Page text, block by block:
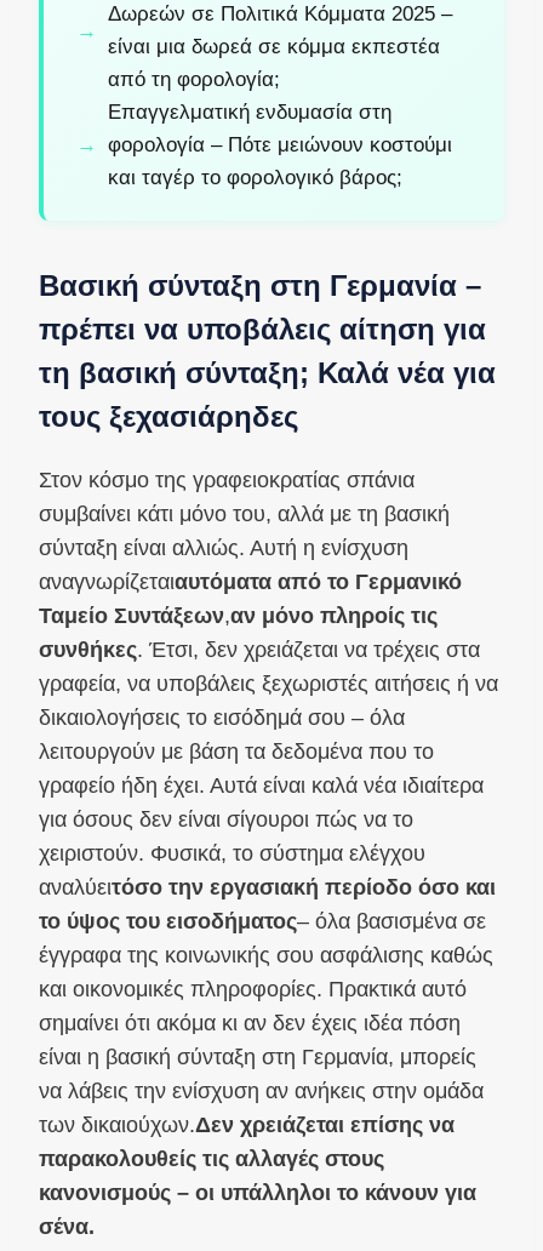
Δωρεών σε Πολιτικά Κόμματα 2025 –
είναι μια δωρεά σε κόμμα εκπεστέα
από τη φορολογία;
Επαγγελματική ενδυμασία στη
φορολογία – Πότε μειώνουν κοστούμι
και ταγέρ το φορολογικό βάρος;
Βασική σύνταξη στη Γερμανία –
πρέπει να υποβάλεις αίτηση για
τη βασική σύνταξη; Καλά νέα για
τους ξεχασιάρηδες
Στον κόσμο της γραφειοκρατίας σπάνια
συμβαίνει κάτι μόνο του, αλλά με τη βασική
σύνταξη είναι αλλιώς. Αυτή η ενίσχυση
αναγνωρίζεταιαυτόματα από το Γερμανικό
Ταμείο Συντάξεων,αν μόνο πληροίς τις
συνθήκες. Έτσι, δεν χρειάζεται να τρέχεις στα
γραφεία, να υποβάλεις ξεχωριστές αιτήσεις ή να
δικαιολογήσεις το εισόδημά σου – όλα
λειτουργούν με βάση τα δεδομένα που το
γραφείο ήδη έχει. Αυτά είναι καλά νέα ιδιαίτερα
για όσους δεν είναι σίγουροι πώς να το
χειριστούν. Φυσικά, το σύστημα ελέγχου
αναλύειτόσο την εργασιακή περίοδο όσο και
το ύψος του εισοδήματος– όλα βασισμένα σε
έγγραφα της κοινωνικής σου ασφάλισης καθώς
και οικονομικές πληροφορίες. Πρακτικά αυτό
σημαίνει ότι ακόμα κι αν δεν έχεις ιδέα πόση
είναι η βασική σύνταξη στη Γερμανία, μπορείς
να λάβεις την ενίσχυση αν ανήκεις στην ομάδα
των δικαιούχων.Δεν χρειάζεται επίσης να
παρακολουθείς τις αλλαγές στους
κανονισμούς – οι υπάλληλοι το κάνουν για
σένα.